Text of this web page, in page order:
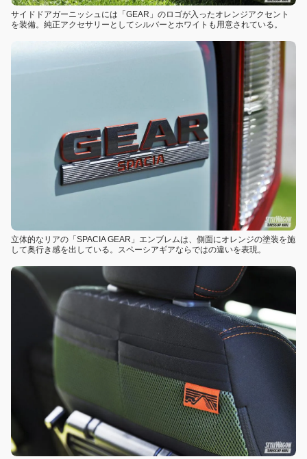
サイドドアガーニッシュには「GEAR」のロゴが入ったオレンジアクセント
を装備。純正アクセサリーとしてシルバーとホワイトも用意されている。
立体的なリアの「SPACIA GEAR」エンブレムは、側面にオレンジの塗装を施
して奥行き感を出している。スペーシアギアならではの違いを表現。